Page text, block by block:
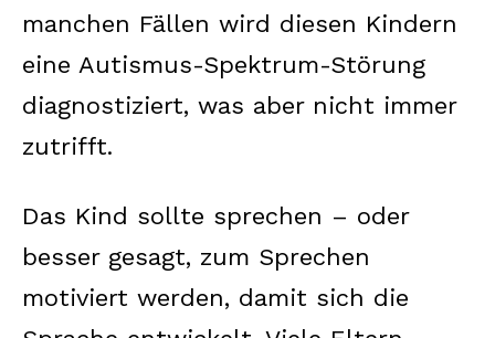
manchen Fällen wird diesen Kindern
eine Autismus-Spektrum-Störung
diagnostiziert, was aber nicht immer
zutrifft.
Das Kind sollte sprechen – oder
besser gesagt, zum Sprechen
motiviert werden, damit sich die